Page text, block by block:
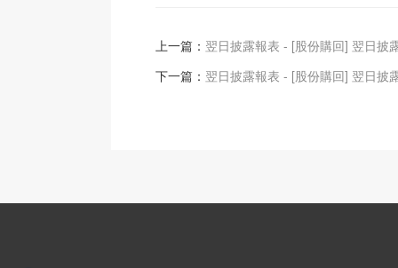
上一篇： 翌日披露報表 - [股份購回] 翌日披
下一篇： 翌日披露報表 - [股份購回] 翌日披